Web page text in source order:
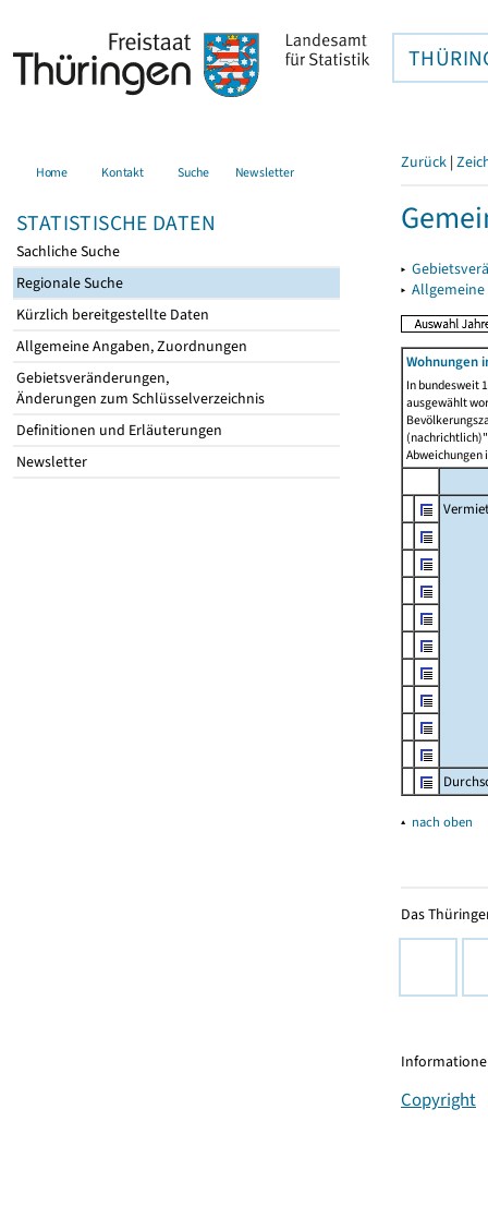
Home Kontakt Suche Newsletter
STATISTISCHE DATEN
Sachliche Suche
Regionale Suche
Kürzlich bereitgestellte Daten
Allgemeine Angaben, Zuordnungen
Gebietsveränderungen,
Änderungen zum Schlüsselverzeichnis
Definitionen und Erläuterungen
Newsletter
Zurück |
▸
▸
Wohnungen
In bundesweit
ausgewählt
Abweichungen
▴ nach oben
Das
Copyright